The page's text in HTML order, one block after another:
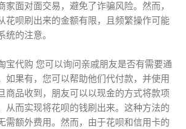
家面对面交易，避免了诈骗风险。然而，
花呗刷出来的金额有限，且频繁操作可能
统的注意。
宝代购 您可以询问亲戚朋友是否有需要通
如果有，您可以帮助他们代付款，并使用
商品收到，朋友可以以现金的方式将款项
从而实现将花呗的钱刷出来。这种方法的
需额外费用。然而，由于花呗和信用卡的